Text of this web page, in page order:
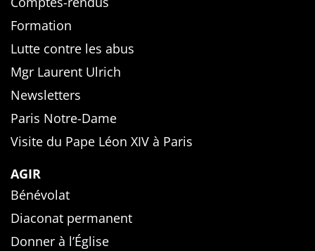
Formation
Lutte contre les abus
Mgr Laurent Ulrich
Newsletters
Paris Notre-Dame
Visite du Pape Léon XIV à Paris
AGIR
Bénévolat
Diaconat permanent
Donner à l’Église